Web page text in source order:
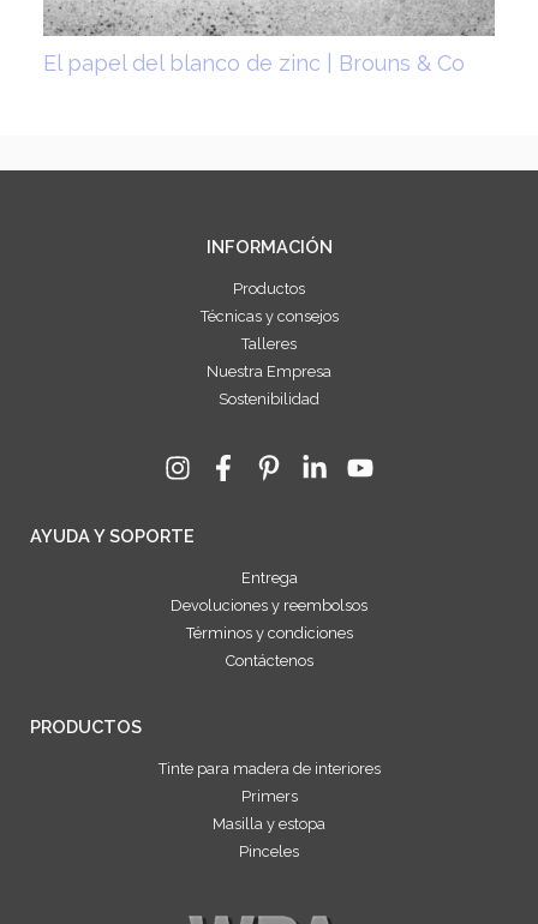
El papel del blanco de zinc | Brouns & Co
INFORMACIÓN
Productos
Técnicas y consejos
Talleres
Nuestra Empresa
Sostenibilidad
AYUDA Y SOPORTE
Entrega
Devoluciones y reembolsos
Términos y condiciones
Contáctenos
PRODUCTOS
Tinte para madera de interiores
Primers
Masilla y estopa
Pinceles